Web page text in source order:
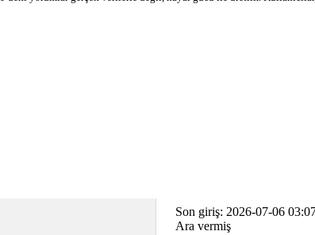
Son giriş: 2026-07-06
Ara vermiş